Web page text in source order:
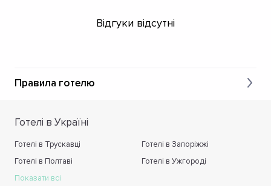
Відгуки відсутні
Правила готелю
Готелі в Україні
Готелі в Трускавці
Готелі в Запоріжжі
Готелі в Полтаві
Готелі в Ужгороді
Показати всі